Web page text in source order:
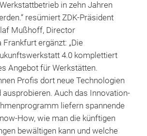
in zehn Jahren
resümiert ZDK-Präsident
Mußhoff, Director
ergänzt: „Die
4.0 komplettiert
Angebot für Werkstätten.
Profis dort neue Technologien
ausprobieren. Auch das Innovation-
liefern spannende
How, wie man die künftigen
bewältigen kann und welche